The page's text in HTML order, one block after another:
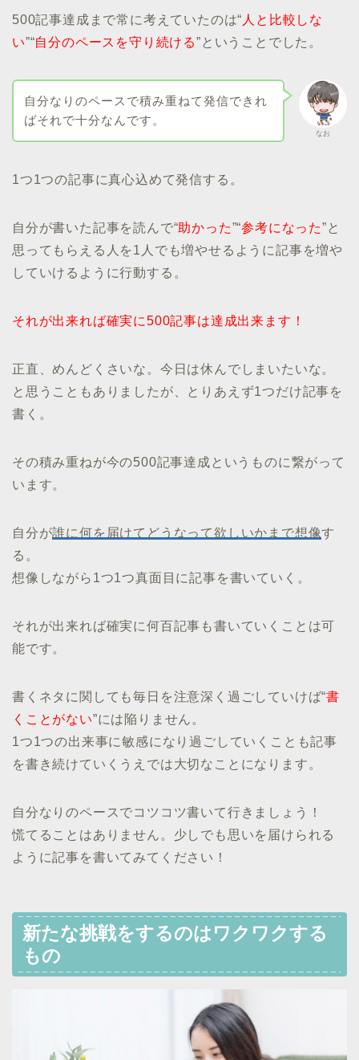
500記事達成まで常に考えていたのは“ 人と比較しな
い”“自分のペースを守り続ける”ということでした。
なお
自分なりのペースで積み重ねて発信できれ
ばそれで十分なんです。
1つ1つの記事に真心込めて発信する。
自分が書いた記事を読んで“助かった”“参考になった”と
思ってもらえる人を1人でも増やせるように記事を増や
していけるように行動する。
それが出来れば確実に500記事は達成出来ます！
正直、めんどくさいな。今日は休んでしまいたいな。
と思うこともありましたが、とりあえず1つだけ記事を
書く。
その積み重ねが今の500記事達成というものに繋がって
います。
自分が誰に何を届けてどうなって欲しいかまで想像す
る。
想像しながら1つ1つ真面目に記事を書いていく。
それが出来れば確実に何百記事も書いていくことは可
能です。
書くネタに関しても毎日を注意深く過ごしていけば“書
くことがない”には陥りません。
1つ1つの出来事に敏感になり過ごしていくことも記事
を書き続けていくうえでは大切なことになります。
自分なりのペースでコツコツ書いて行きましょう！
慌てることはありません。少しでも思いを届けられる
ように記事を書いてみてください！
新たな挑戦をするのはワクワクする
もの